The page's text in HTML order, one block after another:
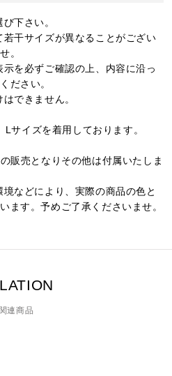
下さい。
干サイズが異なることがござい
。
を必ずご確認の上、内容に沿っ
ださい。
できません。
サイズを着用しております。
販売となりその他は付属いたしま
などにより、実際の商品の色と
ます。予めご了承くださいませ。
関連商品